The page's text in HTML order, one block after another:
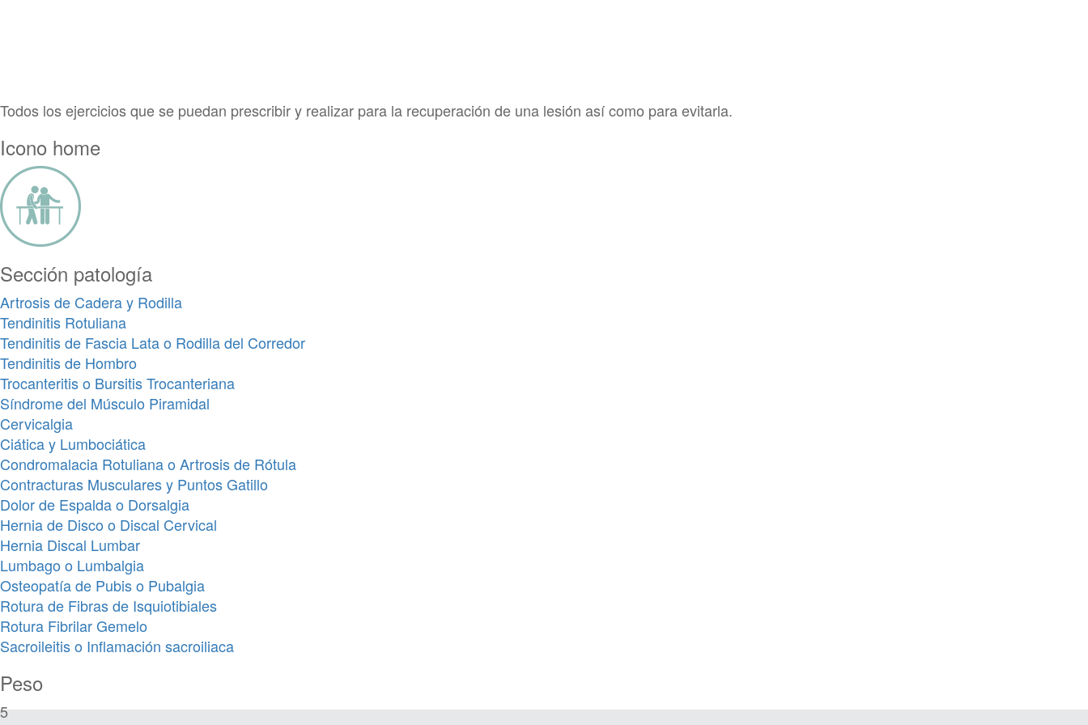
contenido
principal
Todos los ejercicios que se puedan prescribir y realizar para la recuperación de una lesión así como para evitarla.
Icono home
Sección patología
Artrosis de Cadera y Rodilla
Tendinitis Rotuliana
Tendinitis de Fascia Lata o Rodilla del Corredor
Tendinitis de Hombro
Trocanteritis o Bursitis Trocanteriana
Síndrome del Músculo Piramidal
Cervicalgia
Ciática y Lumbociática
Condromalacia Rotuliana o Artrosis de Rótula
Contracturas Musculares y Puntos Gatillo
Dolor de Espalda o Dorsalgia
Hernia de Disco o Discal Cervical
Hernia Discal Lumbar
Lumbago o Lumbalgia
Osteopatía de Pubis o Pubalgia
Rotura de Fibras de Isquiotibiales
Rotura Fibrilar Gemelo
Sacroileitis o Inflamación sacroiliaca
Peso
5